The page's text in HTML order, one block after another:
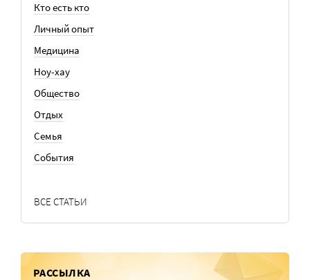
Кто есть кто
Личный опыт
Медицина
Ноу-хау
Общество
Отдых
Семья
События
ВСЕ СТАТЬИ
РАССЫЛКА